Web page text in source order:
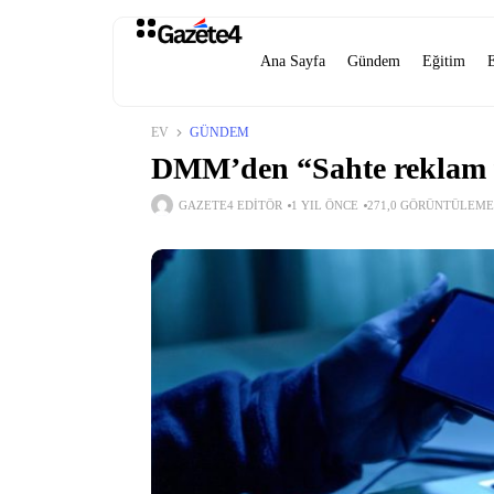
Ana Sayfa Gündem Eğitim
EV GÜNDEM
DMM’den “Sahte reklam
GAZETE4 EDITÖR 1 YIL ÖNCE 271,0 GÖRÜNTÜLEME